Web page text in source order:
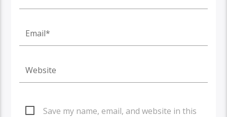
Save my name, email, and website in this